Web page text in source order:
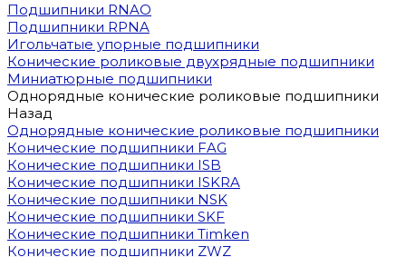
Подшипники RNAO
Подшипники RPNA
Игольчатые упорные подшипники
Конические роликовые двухрядные подшипники
Миниатюрные подшипники
Однорядные конические роликовые подшипники
Назад
Однорядные конические роликовые подшипники
Конические подшипники FAG
Конические подшипники ISB
Конические подшипники ISKRA
Конические подшипники NSK
Конические подшипники SKF
Конические подшипники Timken
Конические подшипники ZWZ